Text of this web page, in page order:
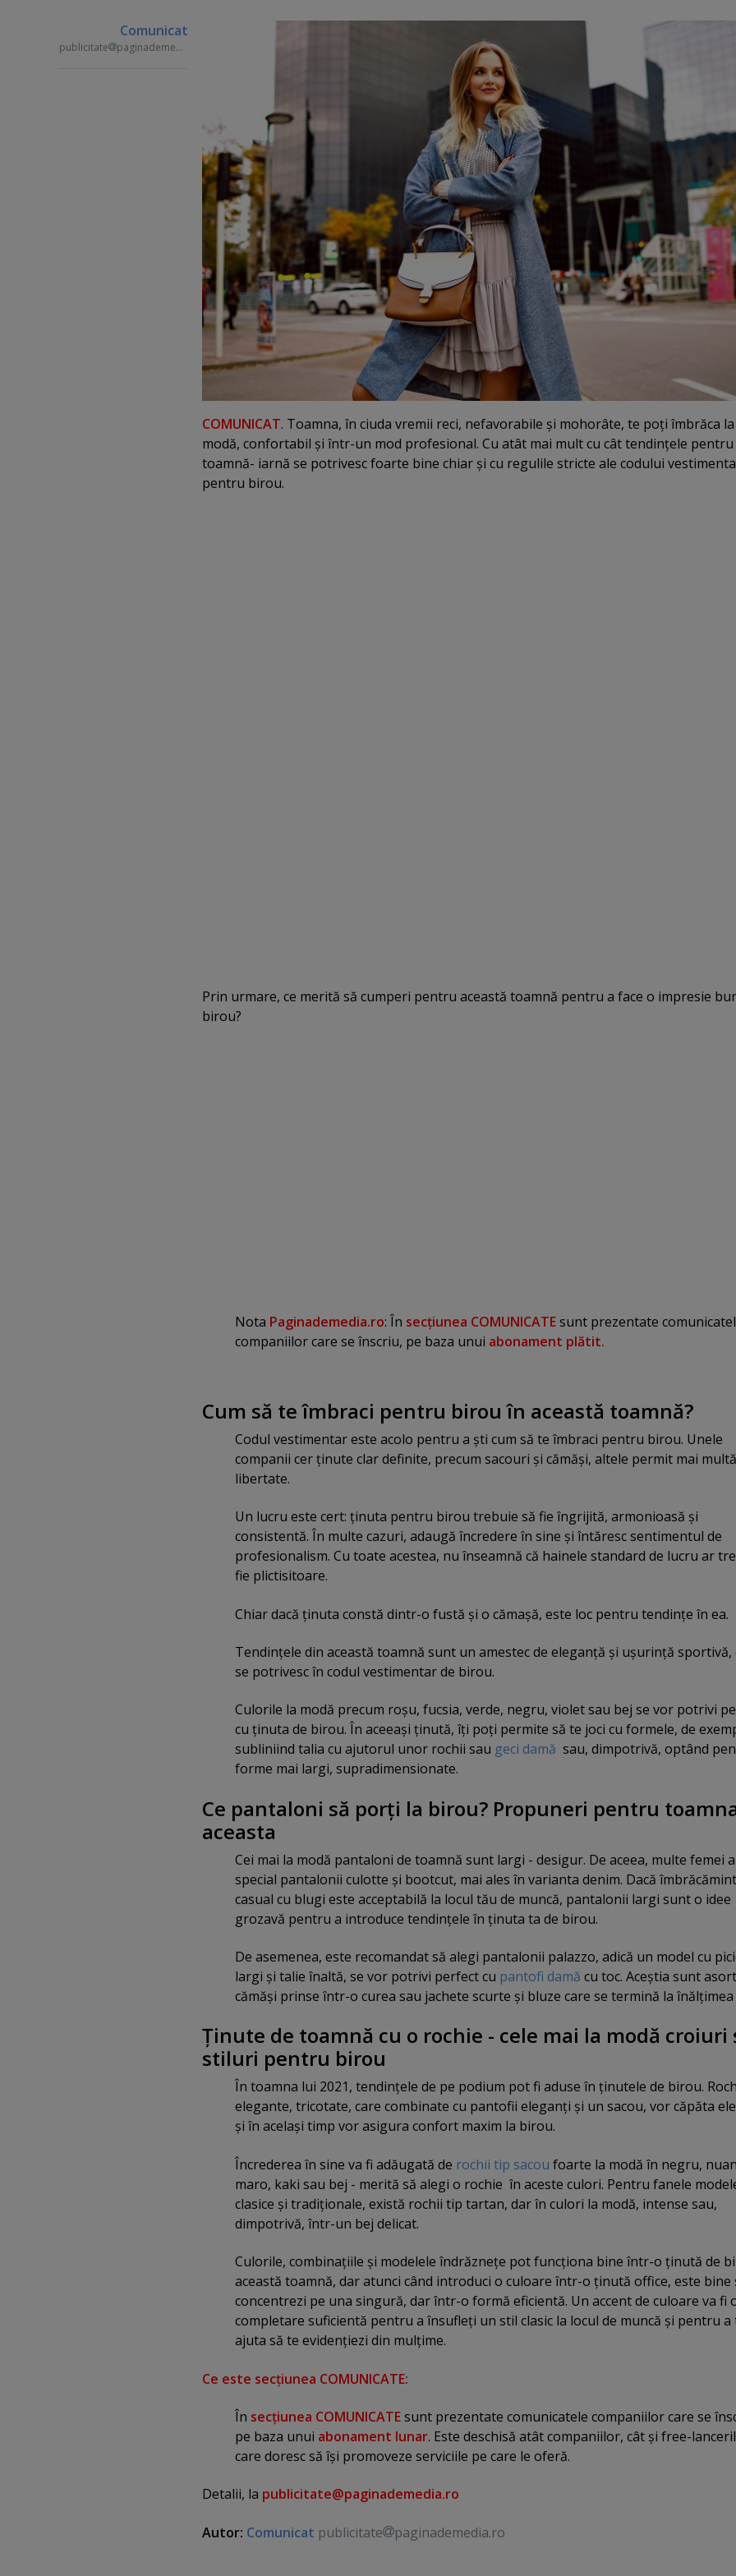
Comunicat
publicitate paginademedia.ro
COMUNICAT. Toamna, în ciuda vremii reci, nefavorabile şi mohorâte, te poţi îmbrăca la
modă, confortabil şi într-un mod profesional. Cu atât mai mult cu cât tendinţele pentru
toamnă- iarnă se potrivesc foarte bine chiar şi cu regulile stricte ale codului
pentru birou.
Prin urmare, ce merită să cumperi pentru această toamnă pentru a face o impresie
birou?
Nota Paginademedia.ro: În secţiunea COMUNICATEsunt prezentate
companiilor care se înscriu, pe baza unui abonament plătit.
Cum să te îmbraci pentru birou în această toamnă?
Codul vestimentar este acolo pentru a şti cum să te îmbraci pentru birou. Unele
companii cer ţinute clar definite, precum sacouri şi cămăşi, altele permit mai multă
libertate.
Un lucru este cert: ţinuta pentru birou trebuie să fie îngrijită, armonioasă şi
consistentă. În multe cazuri, adaugă încredere în sine şi întăresc sentimentul de
profesionalism. Cu toate acestea, nu înseamnă că hainele standard de lucru ar
fie plictisitoare.
Chiar dacă ţinuta constă dintr-o fustă şi o cămaşă, este loc pentru tendinţe în ea.
Tendinţele din această toamnă sunt un amestec de eleganţă şi uşurinţă sportivă,
se potrivesc în codul vestimentar de birou.
Culorile la modă precum roşu, fucsia, verde, negru, violet sau bej se vor potrivi
cu ţinuta de birou. În aceeaşi ţinută, îţi poţi permite să te joci cu formele, de
subliniind talia cu ajutorul unor rochii sau geci damă sau, dimpotrivă, optând
forme mai largi, supradimensionate.
Ce pantaloni să porţi la birou? Propuneri pentru
aceasta
Cei mai la modă pantaloni de toamnă sunt largi - desigur. De aceea, multe femei
special pantalonii culotte şi bootcut, mai ales în varianta denim. Dacă
casual cu blugi este acceptabilă la locul tău de muncă, pantalonii largi sunt o idee
grozavă pentru a introduce tendinţele în ţinuta ta de birou.
De asemenea, este recomandat să alegi pantalonii palazzo, adică un model cu
largi şi talie înaltă, se vor potrivi perfect cu pantofi damă cu toc. Aceştia sunt
cămăşi prinse într-o curea sau jachete scurte şi bluze care se termină la
Ţinute de toamnă cu o rochie - cele mai la modă croiuri
stiluri pentru birou
În toamna lui 2021, tendinţele de pe podium pot fi aduse în ţinutele de birou.
elegante, tricotate, care combinate cu pantofii eleganţi şi un sacou, vor căpăta
şi în acelaşi timp vor asigura confort maxim la birou.
Încrederea în sine va fi adăugată de rochii tip sacou foarte la modă în negru,
maro, kaki sau bej - merită să alegi o rochie în aceste culori. Pentru fanele
clasice şi tradiţionale, există rochii tip tartan, dar în culori la modă, intense sau,
dimpotrivă, într-un bej delicat.
Culorile, combinaţiile şi modelele îndrăzneţe pot funcţiona bine într-o ţinută de
această toamnă, dar atunci când introduci o culoare într-o ţinută office, este bine
concentrezi pe una singură, dar într-o formă eficientă. Un accent de culoare va fi
completare suficientă pentru a însufleţi un stil clasic la locul de muncă şi pentru a
ajuta să te evidenţiezi din mulţime.
Ce este secţiunea COMUNICATE:
În secţiunea COMUNICATEsunt prezentate comunicatele companiilor care se
pe baza unui abonament lunar. Este deschisă atât companiilor, cât şi free-
care doresc să îşi promoveze serviciile pe care le oferă.
Detalii, la publicitate@paginademedia.ro
Autor: Comunicat publicitate paginademedia.ro